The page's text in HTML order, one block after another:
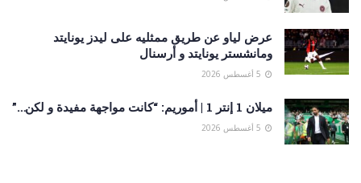
عرض لياو عن طريق ممثليه على ليدز يونايتد
ومانشستر يونايتد و أرسنال
ميلان 1 إنتر 1 | أموريم: “كانت مواجهة مفيدة و لكن…”